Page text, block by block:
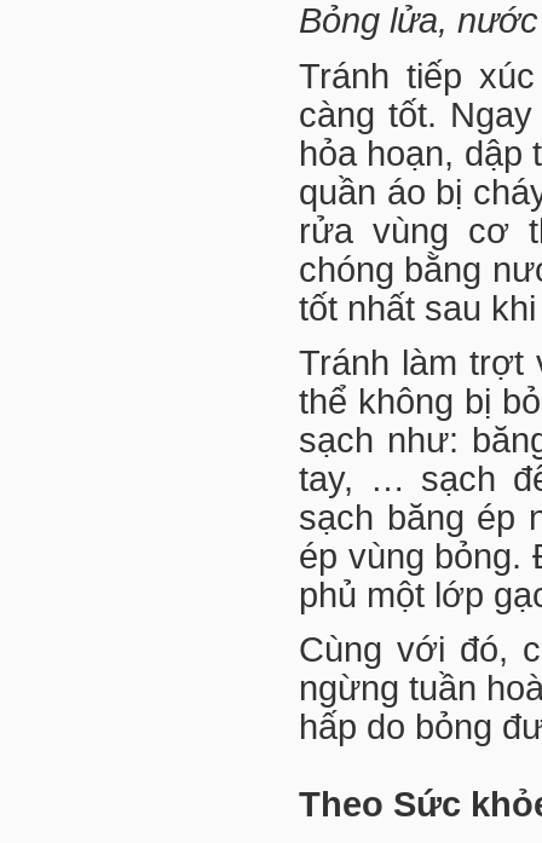
Bỏng lửa,
Tránh tiếp
càng tốt.
hỏa hoạn,
quần áo bị
rửa vùng cơ
chóng bằng
tốt nhất sau
Tránh làm trợt
thể không bị
sạch như:
tay, … sạch
sạch băng ép
ép vùng bỏng.
phủ một lớp
Cùng với đó,
ngừng tuần
hấp do bỏng
Theo Sức